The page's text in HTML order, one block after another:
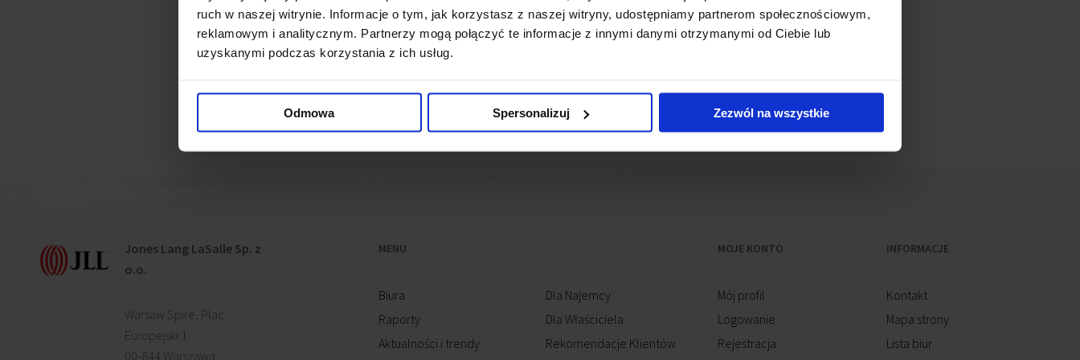
ruch w naszej witrynie. Informacje o tym, jak korzystasz z naszej witryny, udostępniamy partnerom społecznościowym,
reklamowym i analitycznym. Partnerzy mogą połączyć te informacje z innymi danymi otrzymanymi od Ciebie lub
uzyskanymi podczas korzystania z ich usług.
Odmowa Spersonalizuj Zezwól na wszystkie
największym kompleksem biurowym w Szczecinie.
Jones Lang LaSalle Sp. z
o.o.
Warsaw Spire, Plac
Europejski 1
00-844 Warszawa
MENU
Biura
Raporty
Aktualności i trendy
Dla Najemcy
Dla Właściciela
Rekomendacje Klientów
MOJE KONTO
Mój profil
Logowanie
Rejestracja
INFORMACJE
Kontakt
Mapa strony
Lista biur